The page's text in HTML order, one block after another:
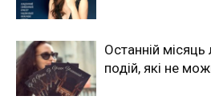
Останній
подій, які не